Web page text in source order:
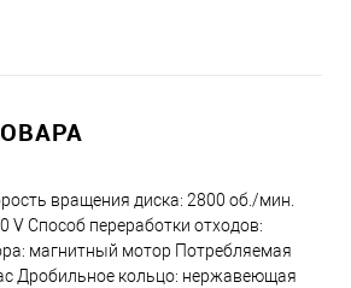
вращения диска: 2800 об./мин.
V Способ переработки отходов:
магнитный мотор Потребляемая
Дробильное кольцо: нержавеющая